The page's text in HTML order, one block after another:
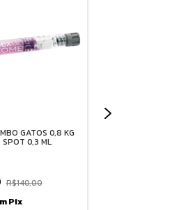
GATOS 0,8 KG
0,3 ML
R$140,00
Pix